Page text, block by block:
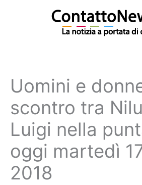
Uomini e
scontro tra
Luigi nella
oggi martedì
2018